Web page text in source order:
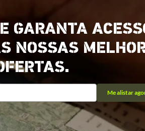
GARANTA
NOSSAS
Me alistar